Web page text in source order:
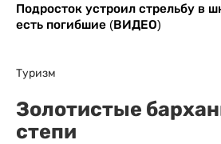
Подросток устроил стрельбу в
есть погибшие (ВИДЕО)
Туризм
Золотистые
степи